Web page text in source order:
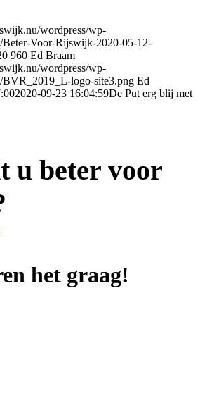
wordpress/wp-
Beter-Voor-Rijswijk-2020-05-12-
960 Ed Braam
wordpress/wp-
BVR_2019_L-logo-site3.png Ed
2020-09-23 16:04:59De Put erg blij met
u beter voor
het graag!